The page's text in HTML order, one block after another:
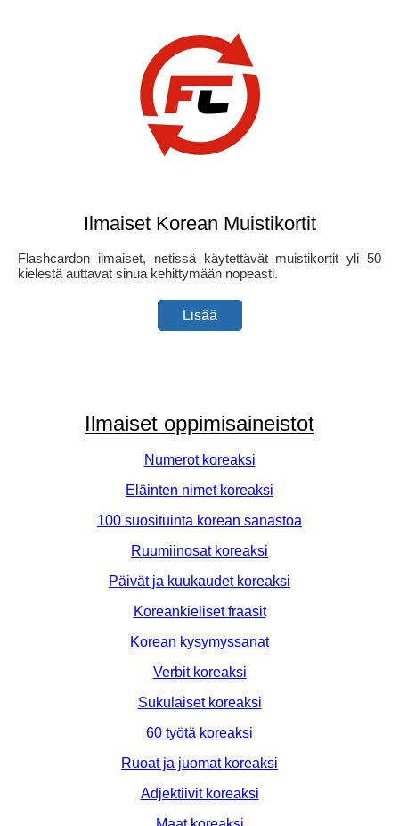
Ilmaiset Korean Muistikortit
Flashcardon ilmaiset, netissä käytettävät muistikortit yli 50
kielestä auttavat sinua kehittymään nopeasti.
Lisää
Ilmaiset oppimisaineistot
Numerot koreaksi
Eläinten nimet koreaksi
100 suosituinta korean sanastoa
Ruumiinosat koreaksi
Päivät ja kuukaudet koreaksi
Koreankieliset fraasit
Korean kysymyssanat
Verbit koreaksi
Sukulaiset koreaksi
60 työtä koreaksi
Ruoat ja juomat koreaksi
Adjektiivit koreaksi